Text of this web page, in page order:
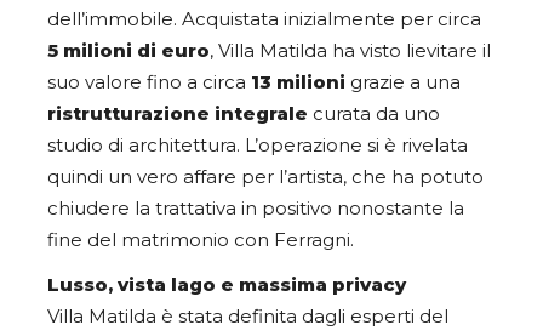
dell’immobile. Acquistata inizialmente per circa
5 milioni di euro, Villa Matilda ha visto lievitare il
suo valore fino a circa 13 milioni grazie a una
ristrutturazione integrale curata da uno
studio di architettura. L’operazione si è rivelata
quindi un vero affare per l’artista, che ha potuto
chiudere la trattativa in positivo nonostante la
fine del matrimonio con Ferragni.
Lusso, vista lago e massima privacy
Villa Matilda è stata definita dagli esperti del